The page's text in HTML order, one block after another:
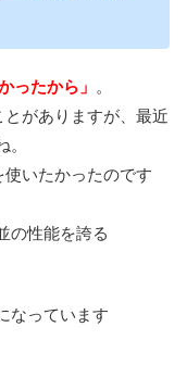
ったから」 。
がありますが、最近
いたかったのです
の性能を誇る
なっています